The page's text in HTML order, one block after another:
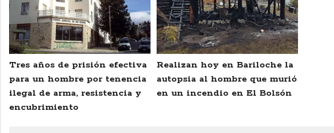
Tres años de prisión efectiva
para un hombre por tenencia
ilegal de arma, resistencia y
encubrimiento
Realizan hoy en Bariloche la
autopsia al hombre que murió
en un incendio en El Bolsón